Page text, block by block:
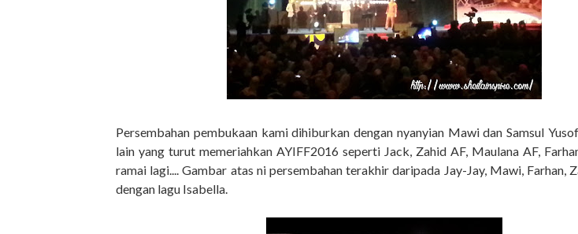
Persembahan pembukaan kami dihiburkan dengan nyanyian Mawi dan Samsul
lain yang turut memeriahkan AYIFF2016 seperti Jack, Zahid AF, Maulana AF,
ramai lagi.... Gambar atas ni persembahan terakhir daripada Jay-Jay, Mawi, Farhan,
dengan lagu Isabella.